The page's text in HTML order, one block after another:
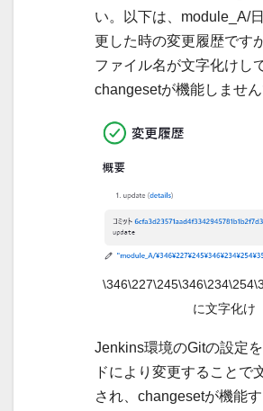
い。以下は、module_A/
更した時の変更履歴です
ファイル名が文字化けし
changesetが機能しません
に文字化け
Jenkins環境のGitの設定
ドにより変更することで
され、changesetが機能